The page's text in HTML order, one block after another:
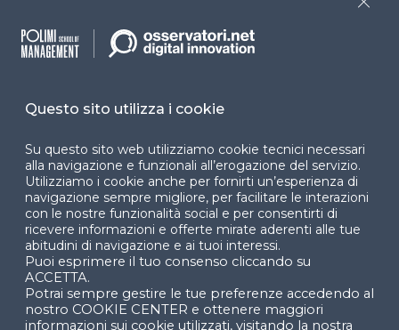
Facebook LinkedIn
© 2024 Copyright © Politecnico di Milano Dipartimento
di Ingegneria Gestionale
Questo sito utilizza i cookie
Su questo sito web utilizziamo cookie tecnici necessari
alla navigazione e funzionali all’erogazione del servizio.
Utilizziamo i cookie anche per fornirti un’esperienza di
navigazione sempre migliore, per facilitare le interazioni
con le nostre funzionalità social e per consentirti di
ricevere informazioni e offerte mirate aderenti alle tue
abitudini di navigazione e ai tuoi interessi.
Puoi esprimere il tuo consenso cliccando su
ACCETTA.
Potrai sempre gestire le tue preferenze accedendo al
nostro COOKIE CENTER e ottenere maggiori
informazioni sui cookie utilizzati, visitando la nostra